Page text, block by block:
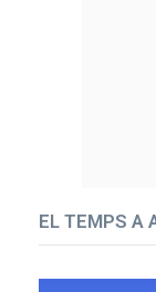
EL TEMPS A